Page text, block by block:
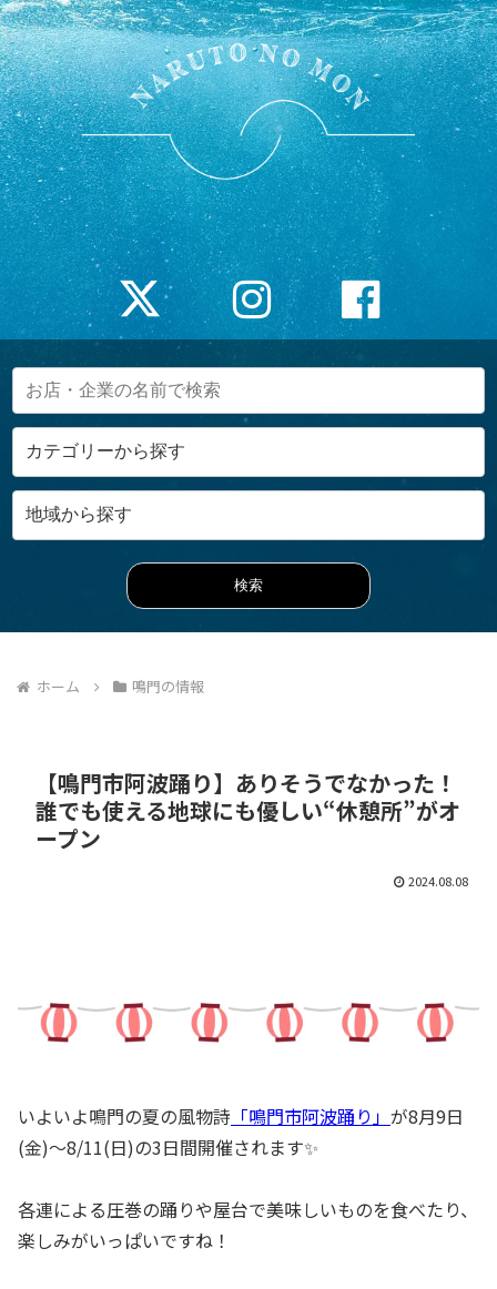
ホーム 鳴門の情報
【鳴門市阿波踊り】ありそうでなかった！
誰でも使える地球にも優しい“休憩所”がオ
ープン
2024.08.08
いよいよ鳴門の夏の風物詩 「鳴門市阿波踊り」 が8月9日
(金)～8/11(日)の3日間開催されます✨
各連による圧巻の踊りや屋台で美味しいものを食べたり、
楽しみがいっぱいですね！